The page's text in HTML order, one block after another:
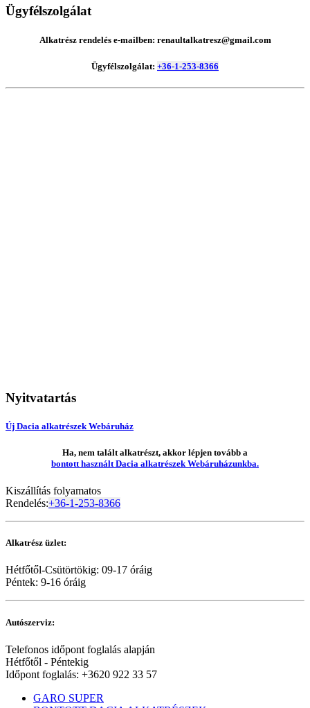
Ügyfélszolgálat
Alkatrész rendelés e-mailben: renaultalkatresz@gmail.com
Ügyfélszolgálat: +36-1-253-8366
Nyitvatartás
Új Dacia alkatrészek Webáruház
Ha, nem talált alkatrészt, akkor lépjen tovább a
bontott használt Dacia alkatrészek Webáruházunkba.
Kiszállítás folyamatos
Rendelés:+36-1-253-8366
Alkatrész üzlet:
Hétfőtől-Csütörtökig: 09-17 óráig
Péntek: 9-16 óráig
Autószerviz:
Telefonos időpont foglalás alapján
Hétfőtől - Péntekig
Időpont foglalás: +3620 922 33 57
GARO SUPER